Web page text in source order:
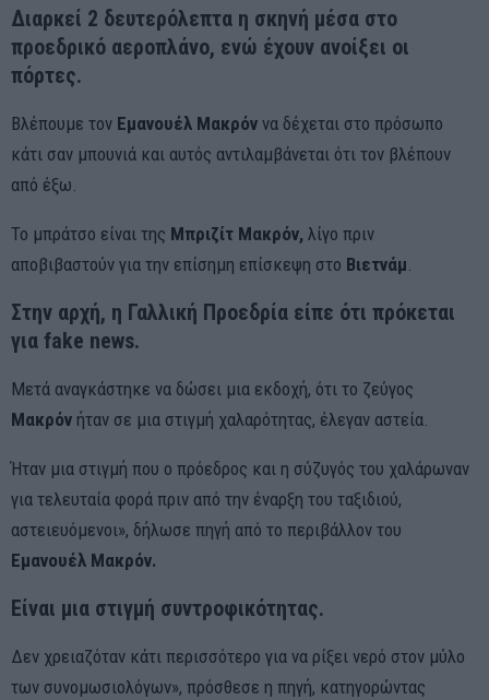
Διαρκεί 2 δευτερόλεπτα η σκηνή μέσα στο
προεδρικό αεροπλάνο, ενώ έχουν ανοίξει οι
πόρτες.
Βλέπουμε τον Εμανουέλ Μακρόν να δέχεται στο πρόσωπο
κάτι σαν μπουνιά και αυτός αντιλαμβάνεται ότι τον βλέπουν
από έξω.
Το μπράτσο είναι της Μπριζίτ Μακρόν, λίγο πριν
αποβιβαστούν για την επίσημη επίσκεψη στο Βιετνάμ.
Στην αρχή, η Γαλλική Προεδρία είπε ότι πρόκεται
για fake news.
Μετά αναγκάστηκε να δώσει μια εκδοχή, ότι το ζεύγος
Μακρόν ήταν σε μια στιγμή χαλαρότητας, έλεγαν αστεία.
Ήταν μια στιγμή που ο πρόεδρος και η σύζυγός του χαλάρωναν
για τελευταία φορά πριν από την έναρξη του ταξιδιού,
αστειευόμενοι», δήλωσε πηγή από το περιβάλλον του
Εμανουέλ Μακρόν.
Είναι μια στιγμή συντροφικότητας.
Δεν χρειαζόταν κάτι περισσότερο για να ρίξει νερό στον μύλο
των συνομωσιολόγων», πρόσθεσε η πηγή, κατηγορώντας